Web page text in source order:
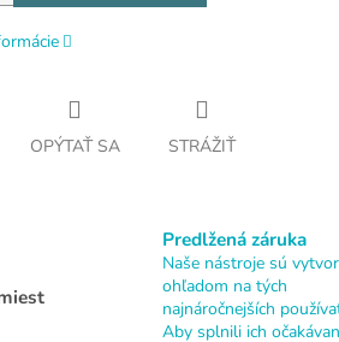
OPÝTAŤ SA STRÁŽIŤ
Predlžená záruka
Naše nástroje sú
ohľadom na tých
najnáročnejších
Aby splnili ich